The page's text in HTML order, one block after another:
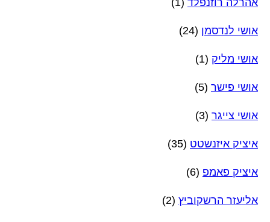
אהרלה רוזנפלד (1)
אושי לנדסמן (24)
אושי מליק (1)
אושי פישר (5)
אושי צייגר (3)
איציק איזנשטט (35)
איציק פאמפ (6)
אליעזר הרשקוביץ (2)